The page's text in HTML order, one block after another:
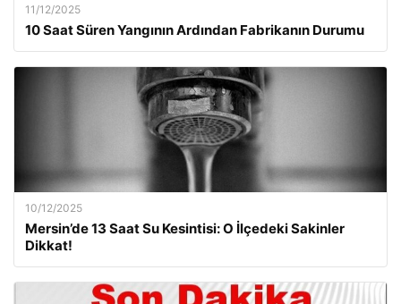
11/12/2025
10 Saat Süren Yangının Ardından Fabrikanın Durumu
10/12/2025
Mersin’de 13 Saat Su Kesintisi: O İlçedeki Sakinler
Dikkat!